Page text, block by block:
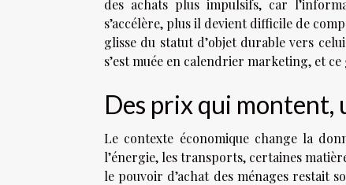
des achats plus impulsifs, car
s’accélère, plus il devient difficile de
glisse du statut d’objet durable vers
s’est muée en calendrier marketing, et
Des prix qui montent,
Le contexte économique change la
l’énergie, les transports, certaines
le pouvoir d’achat des ménages restait